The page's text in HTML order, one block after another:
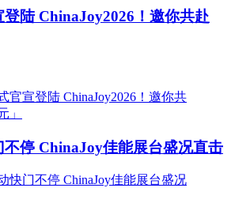
陆 ChinaJoy2026！邀你共赴
不停 ChinaJoy佳能展台盛况直击